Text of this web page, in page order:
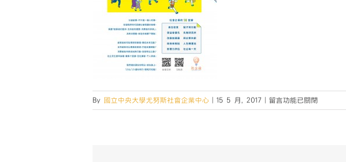
By 國立中央大學尤努斯社會企業中心 15 5 月, 2017
在
〈社
留言功能已關閉